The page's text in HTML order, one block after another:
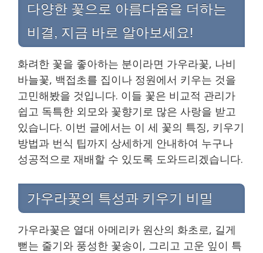
다양한 꽃으로 아름다움을 더하는
비결, 지금 바로 알아보세요!
화려한 꽃을 좋아하는 분이라면 가우라꽃, 나비
바늘꽃, 백접초를 집이나 정원에서 키우는 것을
고민해봤을 것입니다. 이들 꽃은 비교적 관리가
쉽고 독특한 외모와 꽃향기로 많은 사랑을 받고
있습니다. 이번 글에서는 이 세 꽃의 특징, 키우기
방법과 번식 팁까지 상세하게 안내하여 누구나
성공적으로 재배할 수 있도록 도와드리겠습니다.
가우라꽃의 특성과 키우기 비밀
가우라꽃은 열대 아메리카 원산의 화초로, 길게
뻗는 줄기와 풍성한 꽃송이, 그리고 고운 잎이 특